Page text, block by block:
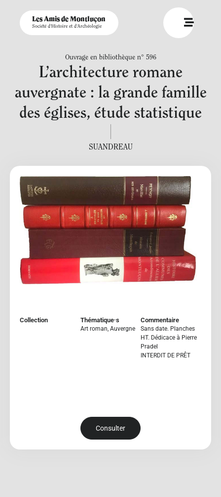
Les Amis de Montluçon
Société d'Histoire et d'Archéologie
Ouvrage en bibliothèque n° 596
L’architecture romane
auvergnate : la grande famille
des églises, étude statistique
SUANDREAU
Collection Thématique·s
Art roman Auvergne
Commentaire
Sans date. Planches
HT. Dédicace à Pierre
Pradel
INTERDIT DE PRÊT
Consulter